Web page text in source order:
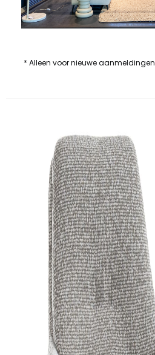
* Alleen voor nieuwe aanmeldingen